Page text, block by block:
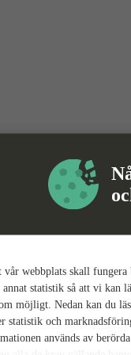
webbplats skall
statistik så att vi kan
möjligt. Nedan kan du
statistik och
används av